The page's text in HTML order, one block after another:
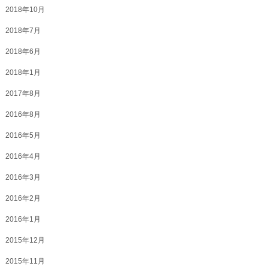
2018年10月
2018年7月
2018年6月
2018年1月
2017年8月
2016年8月
2016年5月
2016年4月
2016年3月
2016年2月
2016年1月
2015年12月
2015年11月